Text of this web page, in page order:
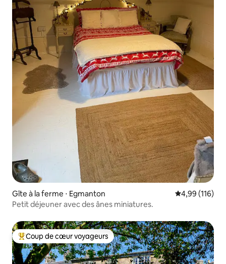
Gîte à la ferme ⋅ Egmanton Évaluation
4,99 (116)
Petit déjeuner avec des ânes miniatures.
Coups de cœur voyageurs les plus appréciés
Coup de cœur voyageurs